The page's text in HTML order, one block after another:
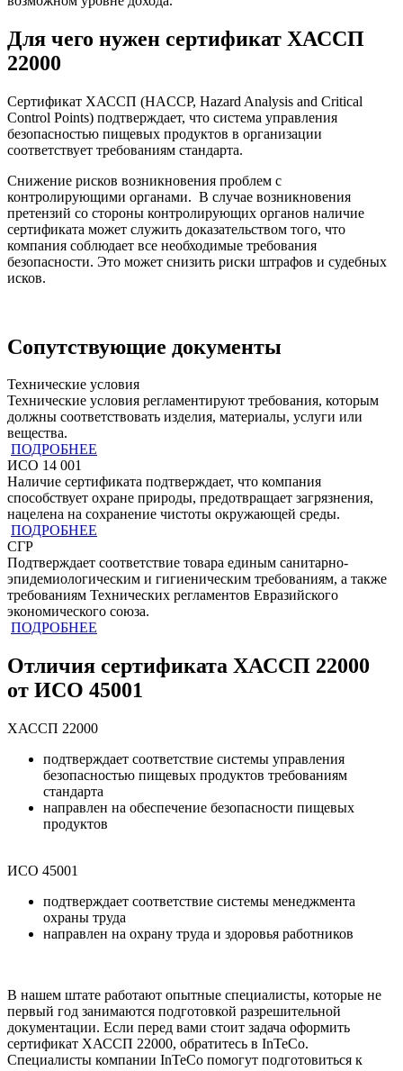
Для чего нужен сертификат ХАССП
22000
Сертификат ХАССП (HACCP, Hazard Analysis and Critical
Control Points) подтверждает, что система управления
безопасностью пищевых продуктов в организации
соответствует требованиям стандарта.
Снижение рисков возникновения проблем с
контролирующими органами. В случае возникновения
претензий со стороны контролирующих органов наличие
сертификата может служить доказательством того, что
компания соблюдает все необходимые требования
безопасности. Это может снизить риски штрафов и судебных
исков.
Сопутствующие документы
Технические условия
Технические условия регламентируют требования, которым
должны соответствовать изделия, материалы, услуги или
вещества.
ПОДРОБНЕЕ
ИСО 14 001
Наличие сертификата подтверждает, что компания
способствует охране природы, предотвращает загрязнения,
нацелена на сохранение чистоты окружающей среды.
ПОДРОБНЕЕ
СГР
Подтверждает соответствие товара единым санитарно-
эпидемиологическим и гигиеническим требованиям, а также
требованиям Технических регламентов Евразийского
экономического союза.
ПОДРОБНЕЕ
Отличия сертификата ХАССП 22000
от ИСО 45001
ХАССП 22000
подтверждает соответствие системы управления
безопасностью пищевых продуктов требованиям
стандарта
направлен на обеспечение безопасности пищевых
продуктов
ИСО 45001
подтверждает соответствие системы менеджмента
охраны труда
направлен на охрану труда и здоровья работников
В нашем штате работают опытные специалисты, которые не
первый год занимаются подготовкой разрешительной
документации. Если перед вами стоит задача оформить
сертификат ХАССП 22000, обратитесь в InTeCo.
Специалисты компании InTeCo помогут подготовиться к